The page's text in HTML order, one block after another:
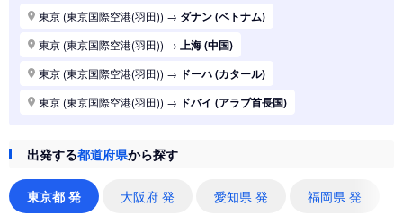
東京 (東京国際空港(羽田)) → ダナン (ベトナム)
東京 (東京国際空港(羽田)) → 上海 (中国)
東京 (東京国際空港(羽田)) → ドーハ (カタール)
東京 (東京国際空港(羽田)) → ドバイ (アラブ首長国)
東京 (東京国際空港(羽田))→
東京 (東京国際空港(羽田)) シドニー (オーストラリア)
出発する都道府県から探す
東京都 発 大阪府 発 愛知県 発 福岡県 発